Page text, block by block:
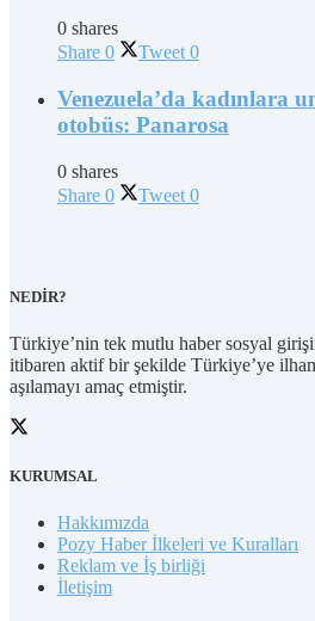
0 shares
Share 0 Tweet 0
Venezuela’da kadınlara
otobüs: Panarosa
0 shares
Share 0 Tweet 0
NEDİR?
Türkiye’nin tek mutlu haber sosyal
itibaren aktif bir şekilde Türkiye’ye
aşılamayı amaç etmiştir.
KURUMSAL
Hakkımızda
Pozy Haber İlkeleri ve Kuralları
Reklam ve İş birliği
İletişim